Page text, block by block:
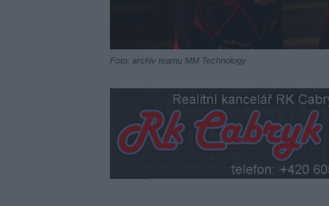
Foto: archiv teamu MM Technology